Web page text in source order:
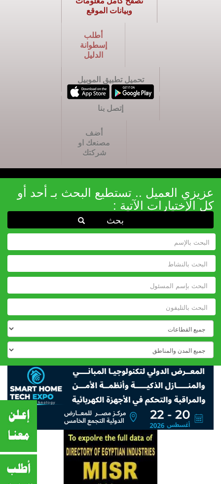
وبيانات الموقع
أطلب
إسطوانة
الدليل
تحميل تطبيق الموبيل
إتصل بنا
أضف
مصنعك او
شركتك
عزيزي العميل .. تستطيع البحث بـ أحد أو
كل الإختيارات الآتية :